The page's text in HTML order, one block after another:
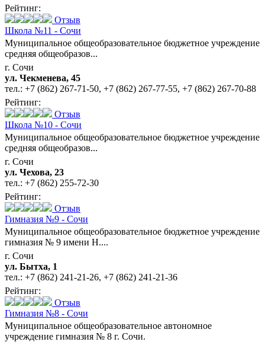
Рейтинг:
Отзыв
Школа №11 - Сочи
Муниципальное общеобразовательное бюджетное учреждение
средняя общеобразов...
г. Сочи
ул. Чекменева, 45
тел.: +7 (862) 267-71-50, +7 (862) 267-77-55, +7 (862) 267-70-88
Рейтинг:
Отзыв
Школа №10 - Сочи
Муниципальное общеобразовательное бюджетное учреждение
средняя общеобразов...
г. Сочи
ул. Чехова, 23
тел.: +7 (862) 255-72-30
Рейтинг:
Отзыв
Гимназия №9 - Сочи
Муниципальное общеобразовательное бюджетное учреждение
гимназия № 9 имени Н....
г. Сочи
ул. Бытха, 1
тел.: +7 (862) 241-21-26, +7 (862) 241-21-36
Рейтинг:
Отзыв
Гимназия №8 - Сочи
Муниципальное общеобразовательное автономное
учреждение гимназия № 8 г. Сочи.